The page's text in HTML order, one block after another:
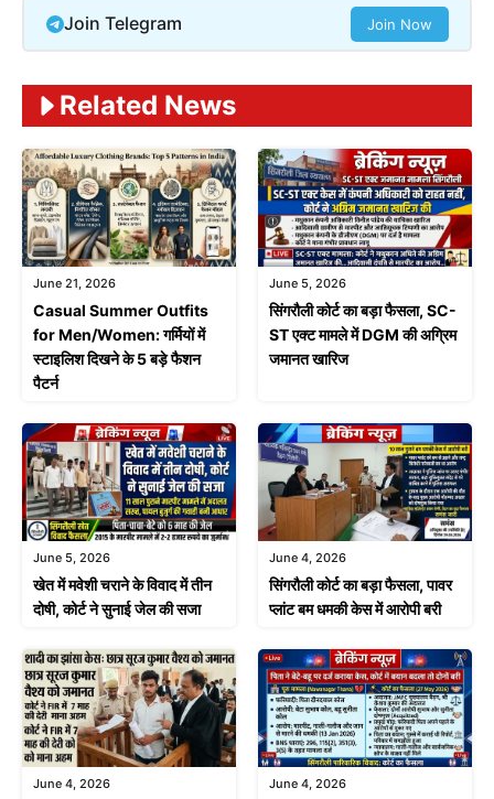
Join Telegram Join Now
Related News
June 21, 2026
Casual Summer Outfits
for Men/Women: गर्मियों में
स्टाइलिश दिखने के 5 बड़े फैशन
पैटर्न
June 5, 2026
सिंगरौली कोर्ट का बड़ा फैसला, SC-
ST एक्ट मामले में DGM की अग्रिम
जमानत खारिज
June 5, 2026
खेत में मवेशी चराने के विवाद में तीन
दोषी, कोर्ट ने सुनाई जेल की सजा
June 4, 2026
सिंगरौली कोर्ट का बड़ा फैसला, पावर
प्लांट बम धमकी केस में आरोपी बरी
June 4, 2026 June 4, 2026